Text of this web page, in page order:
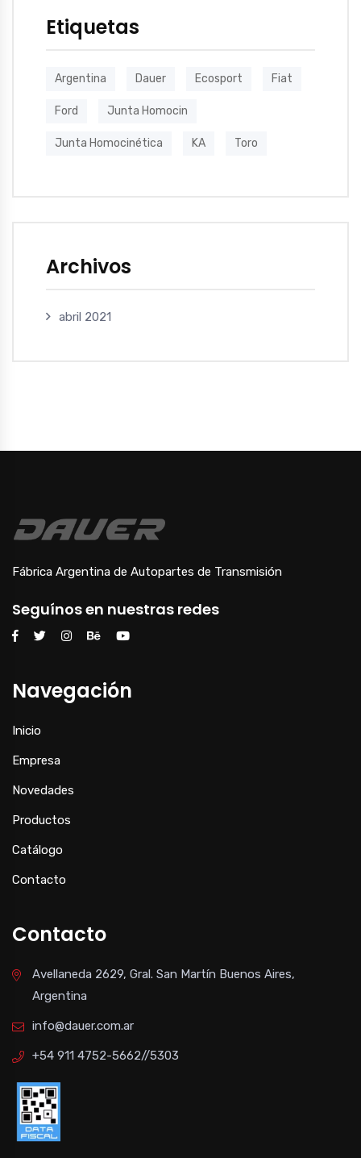
Etiquetas
Argentina Dauer Ecosport Fiat
Ford Junta Homocin
Junta Homocinética KA Toro
Archivos
abril 2021
Fábrica Argentina de Autopartes de Transmisión
Seguínos en nuestras redes
Navegación
Inicio
Empresa
Novedades
Productos
Catálogo
Contacto
Contacto
Avellaneda 2629, Gral. San Martín Buenos Aires,
Argentina
info@dauer.com.ar
+54 911 4752-5662//5303